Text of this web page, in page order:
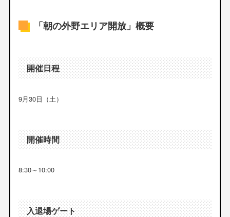
「朝の外野エリア開放」概要
開催日程
9月30日（土）
開催時間
8:30～10:00
入退場ゲート